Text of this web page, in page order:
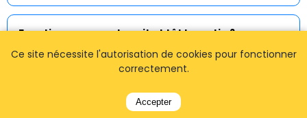
Fonctionnez-vous la nuit et tôt le matin ?
Oui, notreservice de taxi à Bruxellesfonctionne
24h/24 et 7j/7. Les départs tôt le matin et les arrivées
Ce site nécessite l'autorisation de cookies pour fonctionner
correctement.
Accepter